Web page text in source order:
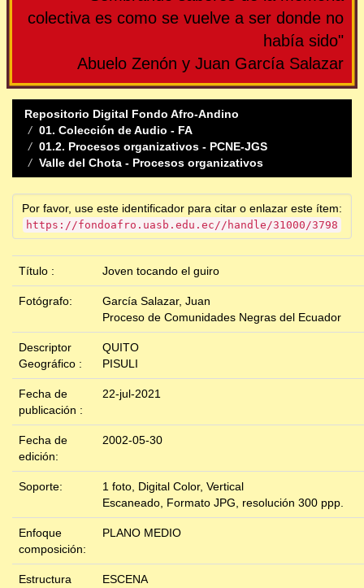
colectiva es como se vuelve a ser donde no
había sido"
Abuelo Zenón y Juan García Salazar
Repositorio Digital Fondo Afro-Andino
01. Colección de Audio - FA
01.2. Procesos organizativos - PCNE-JGS
Valle del Chota - Procesos organizativos
Por favor, use este identificador para citar o enlazar este ítem:
https://fondoafro.uasb.edu.ec//handle/31000/3798
Título : Joven tocando el guiro
Fotógrafo:
García Salazar, Juan
Proceso de Comunidades Negras del Ecuador
Descriptor
Geográfico :
QUITO
PISULI
Fecha de
publicación :
22-jul-2021
Fecha de
edición:
2002-05-30
Soporte:
1 foto, Digital Color, Vertical
Escaneado, Formato JPG, resolución 300 ppp.
Enfoque
composición:
PLANO MEDIO
Estructura
ESCENA